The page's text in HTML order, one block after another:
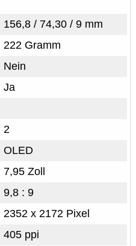
156,8 / 74,30 / 9 mm
222 Gramm
Nein
Ja
2
OLED
7,95 Zoll
9,8 : 9
2352 x 2172 Pixel
405 ppi